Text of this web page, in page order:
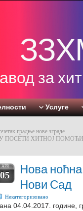
за
Услуге
градње нове зграде
У ПОСЕТИ ХИТНОЈ ПОМОЋИ: На
APR
05
Нова
Нови Сад
Некатегоризовано
04.04.2017. године,